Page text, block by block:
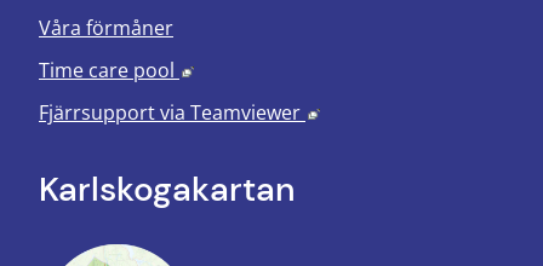
Våra förmåner
Time care pool
Länk till annan webbplats, öppnas i
Fjärrsupport via Teamviewer Länk till annan
Karlskoga­kartan